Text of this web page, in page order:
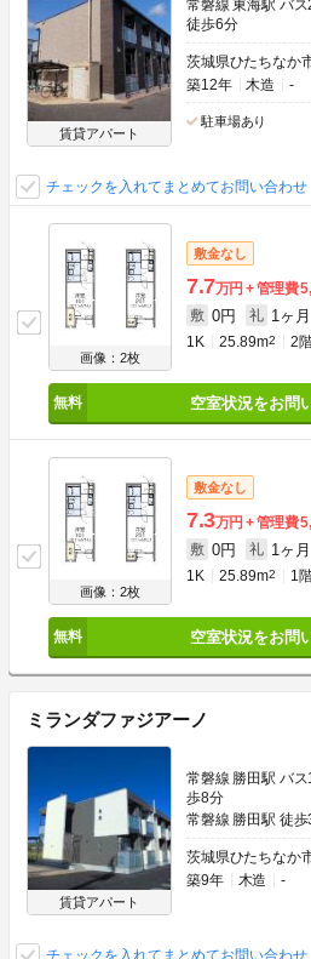
賃貸アパート
常磐線 東海駅 バ
徒歩6分
茨城県ひたちなか
築12年
木造 -
駐車場あり
チェックを入れてまとめてお問い合わせ
画像：2枚
敷金なし
7.7万円 管理費
敷 0円 礼 1ヶ月
1K 25.89m2 2
空室状況をお問
画像：2枚
敷金なし
7.3万円 管理費
敷 0円 礼 1ヶ月
1K 25.89m2 1
空室状況をお問
ミランダファジアーノ
賃貸アパート
常磐線 勝田駅 バ
歩8分
常磐線 勝田駅 徒
茨城県ひたちなか
築9年
木造 -
チェックを入れてまとめてお問い合わせ